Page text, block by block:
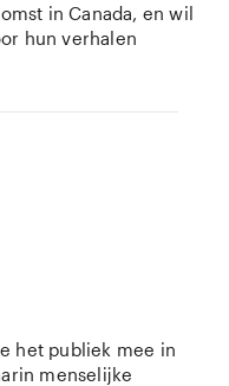
in Canada, en wil
hun verhalen
het publiek mee in
menselijke